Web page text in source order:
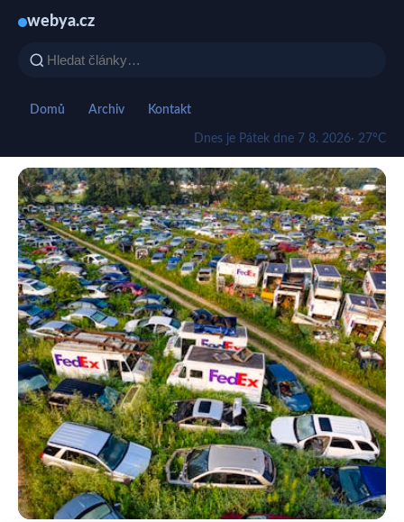
webya.cz
Domů Archiv Kontakt
Dnes je Pátek dne 7 8. 2026· 27°C